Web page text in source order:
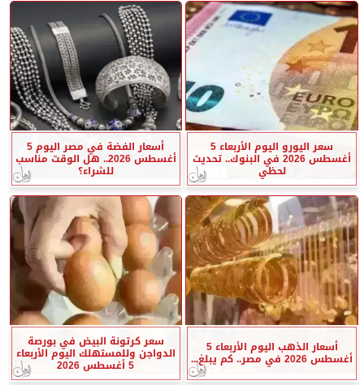
سعر اليورو اليوم الأربعاء 5
أغسطس 2026 في البنوك.. تحديث
لحظي
أسعار الفضة في مصر اليوم 5
أغسطس 2026.. هل الوقت مناسب
للشراء؟
أسعار الذهب اليوم الأربعاء 5
أغسطس 2026 في مصر.. كم يبلغ...
سعر كرتونة البيض في بورصة
الدواجن وللمستهلك اليوم الأربعاء
5 أغسطس 2026